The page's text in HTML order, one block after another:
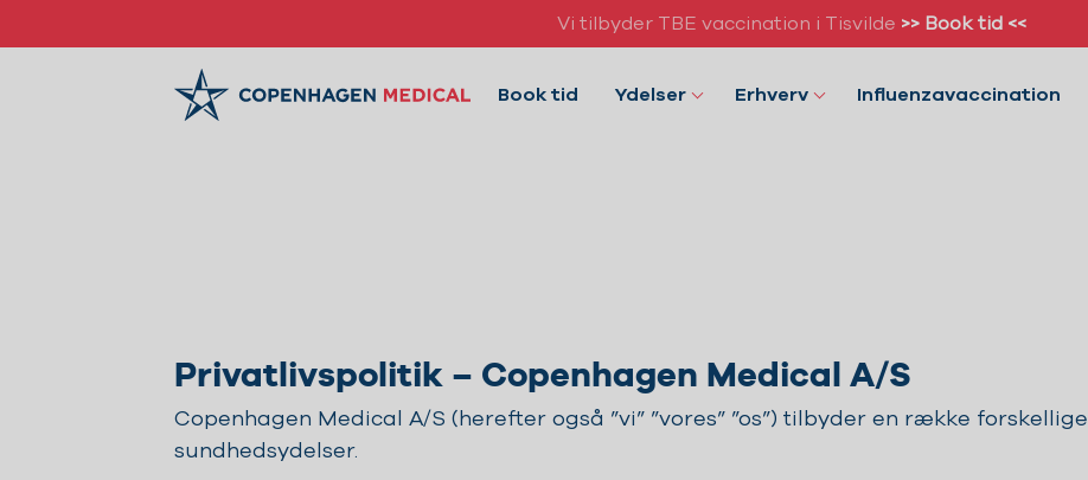
Vi tilbyder TBE vaccination i Tisvilde >> Book tid <<
Book tid Ydelser Erhverv Influenzavaccination
Privatlivspolitik – Copenhagen Medical A/S
Copenhagen Medical A/S (herefter også ”vi” ”vores” ”os”) tilbyder en række forskellige
sundhedsydelser.